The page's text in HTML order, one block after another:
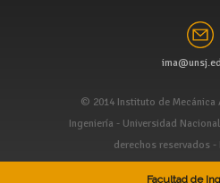
© 2014 Instituto de Mecánica
Ingeniería - Universidad
derechos reservados -
Facultad de